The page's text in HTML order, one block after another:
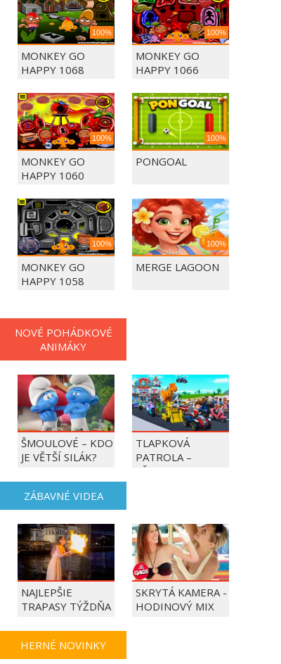
100%
MONKEY GO
HAPPY 1068
100%
MONKEY GO
HAPPY 1066
100%
MONKEY GO
HAPPY 1060
100%
PONGOAL
100%
MONKEY GO
HAPPY 1058
100%
MERGE LAGOON
NOVÉ POHÁDKOVÉ
ANIMÁKY
ŠMOULOVÉ – KDO
JE VĚTŠÍ SILÁK?
TLAPKOVÁ
PATROLA –
VŠECHNY TLAPKY
ZÁBAVNÉ VIDEA
NAJLEPŠIE
TRAPASY TÝŽDŇA
SKRYTÁ KAMERA -
HODINOVÝ MIX
HERNÉ NOVINKY